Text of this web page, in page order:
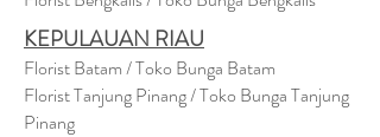
KEPULAUAN RIAU
Florist Batam / Toko Bunga Batam
Florist Tanjung Pinang / Toko Bunga Tanjung
Pinang